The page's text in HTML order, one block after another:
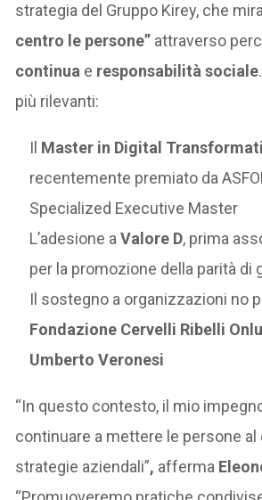
strategia del Gruppo Kirey, che
centro le persone” attraverso
continua e responsabilità sociale
più rilevanti:
Il Master in Digital
recentemente premiato da
Specialized Executive Master
L’adesione aValore D, prima
per la promozione della parità di
Il sostegno a organizzazioni no
Fondazione Cervelli Ribelli
Umberto Veronesi
“In questo contesto, il mio
continuare a mettere le persone al
strategie aziendali”, afferma